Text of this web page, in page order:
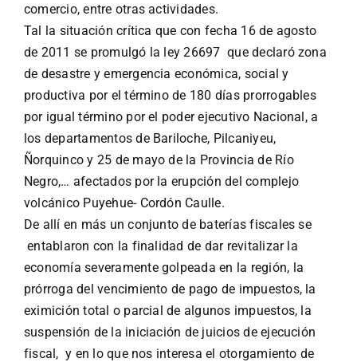
comercio, entre otras actividades.
Tal la situación crítica que con fecha 16 de agosto
de 2011 se promulgó la ley 26697 que declaró zona
de desastre y emergencia económica, social y
productiva por el término de 180 días prorrogables
por igual término por el poder ejecutivo Nacional, a
los departamentos de Bariloche, Pilcaniyeu,
Ñorquinco y 25 de mayo de la Provincia de Río
Negro,… afectados por la erupción del complejo
volcánico Puyehue- Cordón Caulle.
De allí en más un conjunto de baterías fiscales se
entablaron con la finalidad de dar revitalizar la
economía severamente golpeada en la región, la
prórroga del vencimiento de pago de impuestos, la
eximición total o parcial de algunos impuestos, la
suspensión de la iniciación de juicios de ejecución
fiscal, y en lo que nos interesa el otorgamiento de